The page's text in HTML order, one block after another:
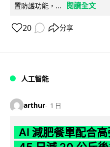
置防護功能，...
閱讀全文
20 分享
人工智能
arthur 1 日
AI 減肥餐單配合